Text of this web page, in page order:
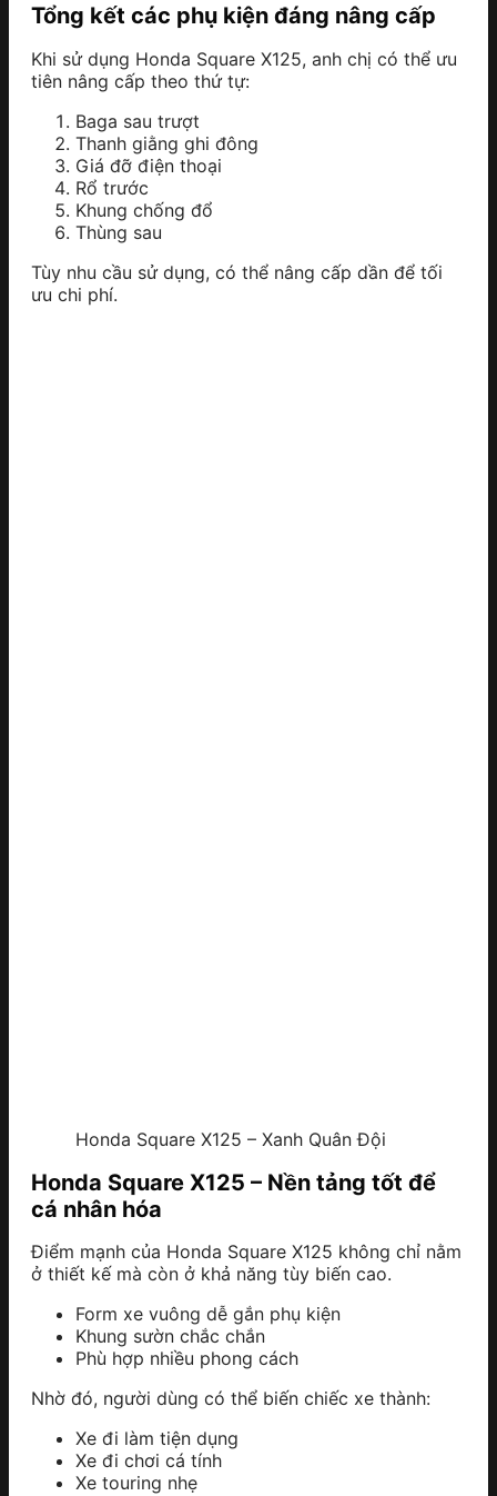
Tổng kết các phụ kiện đáng nâng cấp
Khi sử dụng Honda Square X125, anh chị có thể ưu
tiên nâng cấp theo thứ tự:
Baga sau trượt
Thanh giằng ghi đông
Giá đỡ điện thoại
Rổ trước
Khung chống đổ
Thùng sau
Tùy nhu cầu sử dụng, có thể nâng cấp dần để tối
ưu chi phí.
Honda Square X125 – Xanh Quân Đội
Honda Square X125 – Nền tảng tốt để
cá nhân hóa
Điểm mạnh của Honda Square X125 không chỉ nằm
ở thiết kế mà còn ở khả năng tùy biến cao.
Form xe vuông dễ gắn phụ kiện
Khung sườn chắc chắn
Phù hợp nhiều phong cách
Nhờ đó, người dùng có thể biến chiếc xe thành:
Xe đi làm tiện dụng
Xe đi chơi cá tính
Xe touring nhẹ